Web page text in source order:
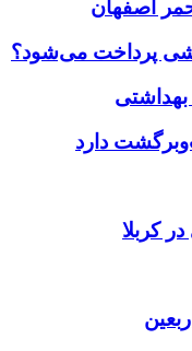
پرداخت می‌شود؟
کربلا